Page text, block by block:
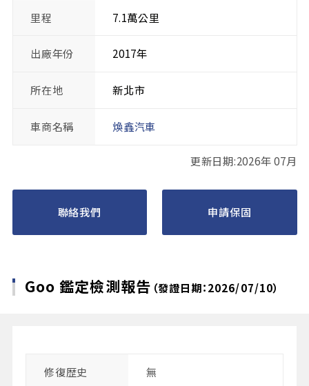
里程 7.1萬公里
出廠年份 2017年
所在地 新北市
車商名稱 煥鑫汽車
更新日期:2026年 07月
聯絡我們 申請保固
Goo 鑑定檢測報告 （發證日期：2026/07/10）
修復歴史 無